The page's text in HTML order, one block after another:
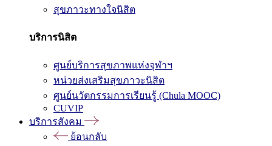
สุขภาวะทางใจนิสิต
บริการนิสิต
ศูนย์บริการสุขภาพแห่งจุฬาฯ
หน่วยส่งเสริมสุขภาวะนิสิต
ศูนย์นวัตกรรมการเรียนรู้ (Chula MOOC)
CUVIP
บริการสังคม
ย้อนกลับ